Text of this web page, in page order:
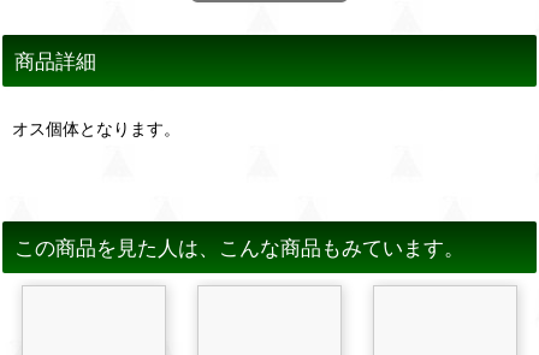
商品詳細
オス個体となります。
この商品を見た人は、こんな商品もみています。